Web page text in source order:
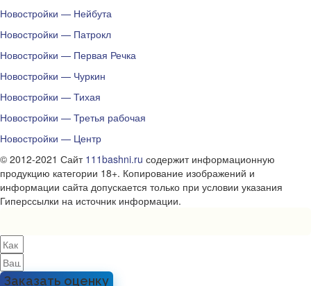
Новостройки — Нейбута
Новостройки — Патрокл
Новостройки — Первая Речка
Новостройки — Чуркин
Новостройки — Тихая
Новостройки — Третья рабочая
Новостройки — Центр
© 2012-2021 Сайт 111bashni.ru содержит информационную
продукцию категории 18+. Копирование изображений и
информации сайта допускается только при условии указания
Гиперссылки на источник информации.
Заказать оценку